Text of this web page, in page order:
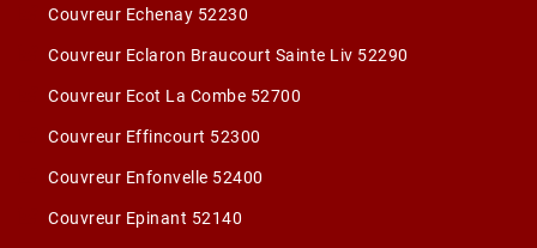
Couvreur Echenay 52230
Couvreur Eclaron Braucourt Sainte Liv 52290
Couvreur Ecot La Combe 52700
Couvreur Effincourt 52300
Couvreur Enfonvelle 52400
Couvreur Epinant 52140